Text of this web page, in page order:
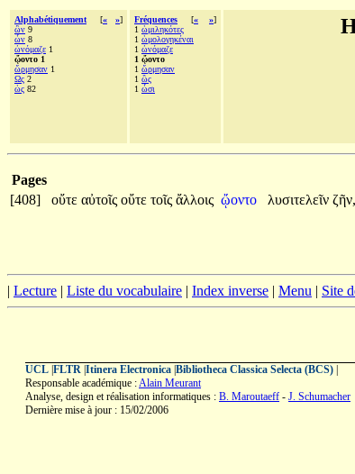
Alphabétiquement [« »]
ὢν 9
ὧν 8
ὠνόμαζε 1
ᾤοντο 1
ὥρμησαν 1
Ως 2
ὡς 82
Fréquences [« »]
1 ὡμιληκότες
1 ὡμολογηκέναι
1 ὠνόμαζε
1 ᾤοντο
1 ὥρμησαν
1 ὣς
1 ὦσι
Pages
[408]
οὔτε αὐτοῖς οὔτε τοῖς ἄλλοις ᾤοντο λυσιτελεῖν ζῆν,
| Lecture | Liste du vocabulaire | Index inverse | Menu | Site
UCL FLTR Itinera Electronica Bibliotheca Classica Selecta (BCS)
Responsable académique :Alain Meurant
Analyse, design et réalisation informatiques : B. Maroutaeff - J. Schumacher
Dernière mise à jour : 15/02/2006